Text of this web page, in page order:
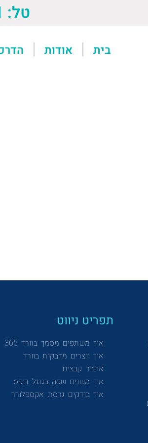
טל: 073-7613611
בית אודות
תפריט ניווט
איך משתפים מסמך בוורד 365
איך יוצרים מדבקות בוורד
אחזור קבצים
איך משנים שפה בגוגל דוקס
איך בודקים גרסת אקספלורר